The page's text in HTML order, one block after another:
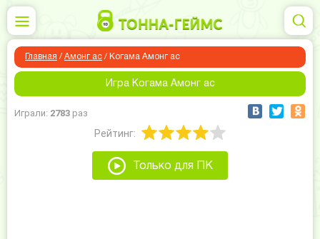
Главная / Амонг ас / Когама Амонг ас
Игра Когама Амонг ас
Играли: 2783 раз
Рейтинг:
Только для ПК